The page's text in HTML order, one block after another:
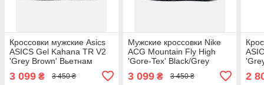
Кроссовки мужские Asics
ASICS Gel Kahana TR V2
'Grey Brown' Вьетнам
3 099 ₴ 3 450 ₴
Мужские кроссовки Nike
ACG Mountain Fly High
'Gore-Tex' Black/Grey
3 099₴ 3 450 ₴ 2